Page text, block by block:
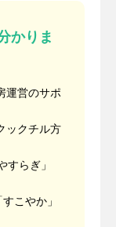
かりま
運営のサポ
ックチル方
らぎ」
こやか」